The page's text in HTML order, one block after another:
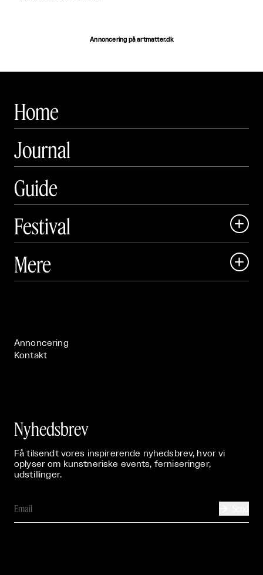
Annoncering på artmatter.dk
Home
Journal
Guide
Festival

 Art Matter Festival
Mere 
Annoncering
Kontakt
Nyhedsbrev
Få tilsendt vores inspirerende nyhedsbrev, hvor vi
oplyser om kunstneriske events, ferniseringer,
udstillinger.